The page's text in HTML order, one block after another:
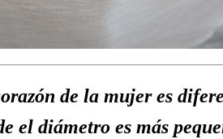
de la mujer es
el diámetro es más